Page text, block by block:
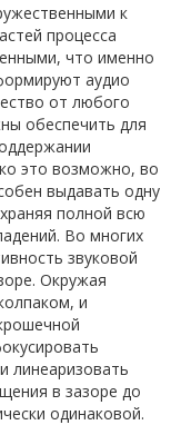
к
процесса
что именно
аудио
от любого
обеспечить для
это возможно, во
выдавать одну
полной всю
Во многих
звуковой
Окружая
и
линеаризовать
в зазоре до
одинаковой.